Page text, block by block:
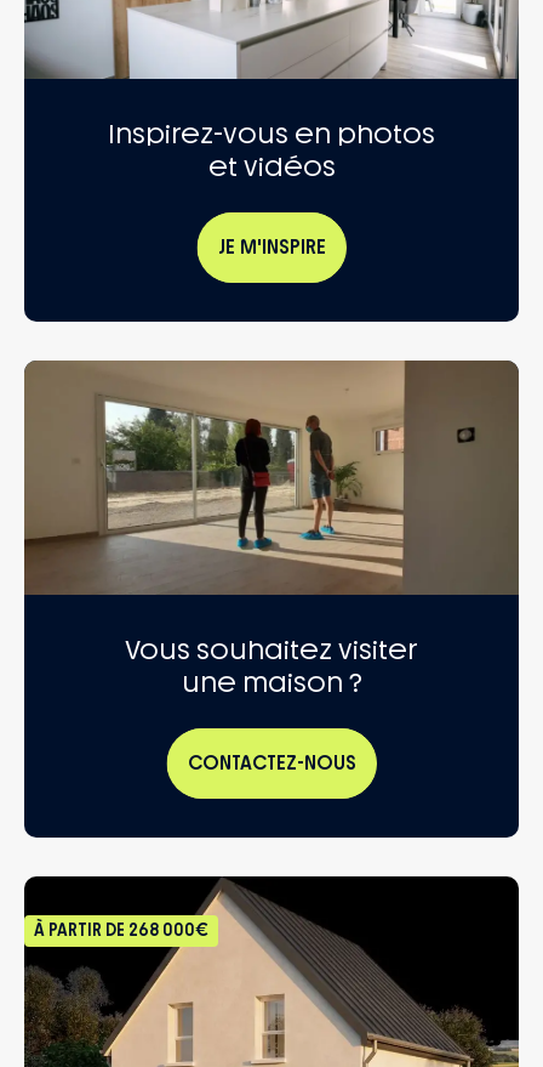
Inspirez-vous en photos
et vidéos
JE M'INSPIRE
Vous souhaitez visiter
une maison ?
CONTACTEZ-NOUS
À PARTIR DE 268 000€